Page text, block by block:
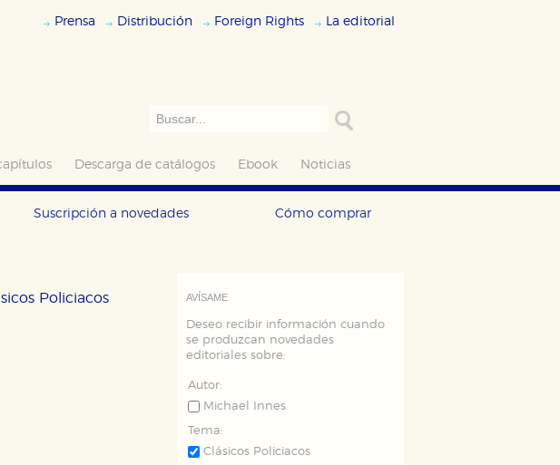
Prensa Distribución Foreign Rights La editorial
Descarga de catálogos Ebook Noticias
Suscripción a novedades Cómo comprar
Policiacos AVÍSAME
Deseo recibir información cuando
se produzcan novedades
editoriales sobre:
Autor:
Michael Innes
Tema:
Clásicos Policiacos